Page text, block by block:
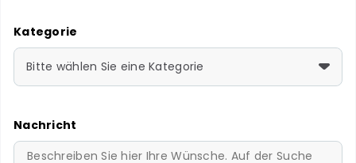
Kategorie
Bitte wählen Sie eine Kategorie
Nachricht